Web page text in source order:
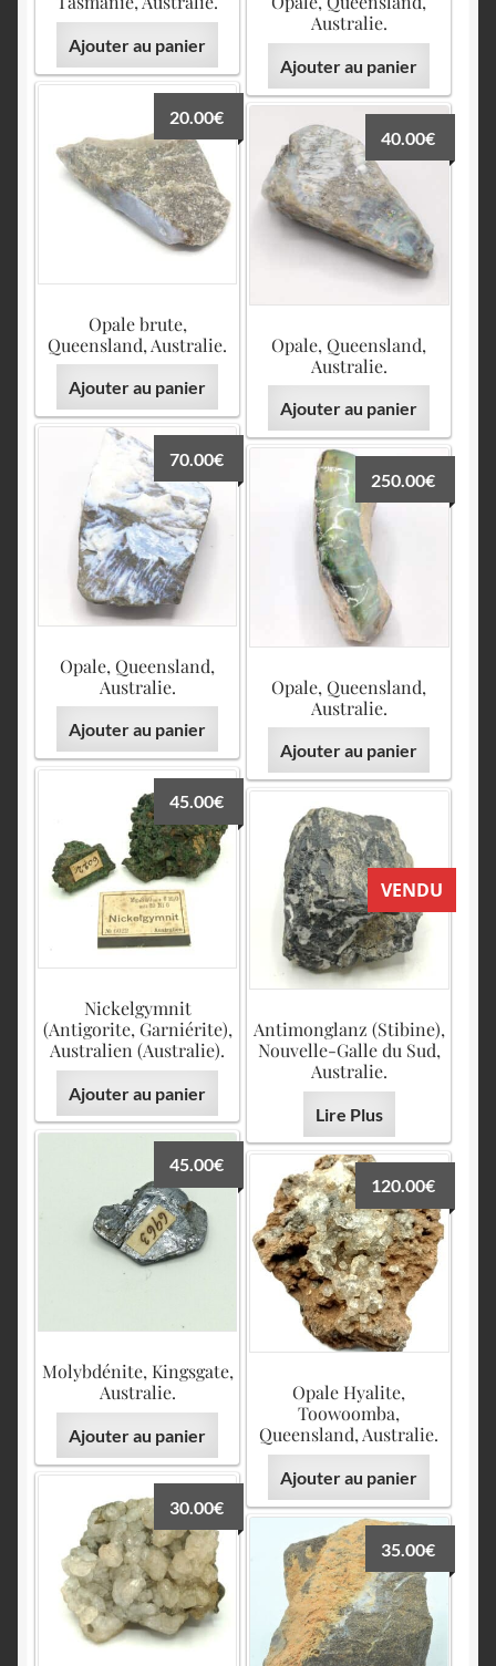
Ajouter au panier
Australie.
Ajouter au panier
Opale brute,
Queensland, Australie.
20.00€
Ajouter au panier
Opale, Queensland,
Australie.
40.00€
Ajouter au panier
Opale, Queensland,
Australie.
70.00€
Ajouter au panier
Opale, Queensland,
Australie.
250.00€
Ajouter au panier
Nickelgymnit
(Antigorite, Garniérite),
Australien (Australie).
45.00€
Ajouter au panier
VENDU
Antimonglanz (Stibine),
Nouvelle-Galle du Sud,
Australie.
Lire Plus
Molybdénite, Kingsgate,
Australie.
45.00€
Ajouter au panier
Opale Hyalite,
Toowoomba,
Queensland, Australie.
120.00€
Ajouter au panier
30.00€
35.00€